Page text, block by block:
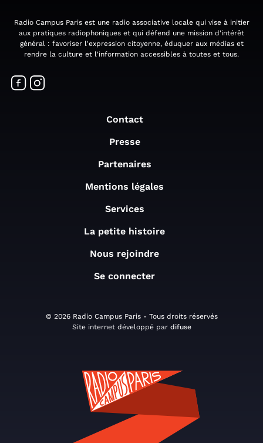
Radio Campus Paris est une radio associative locale qui vise à initier
aux pratiques radiophoniques et qui défend une mission d'intérêt
général : favoriser l'expression citoyenne, éduquer aux médias et
rendre la culture et l'information accessibles à toutes et tous.
Contact
Presse
Partenaires
Mentions légales
Services
La petite histoire
Nous rejoindre
Se connecter
© 2026 Radio Campus Paris - Tous droits réservés
Site internet développé par difuse